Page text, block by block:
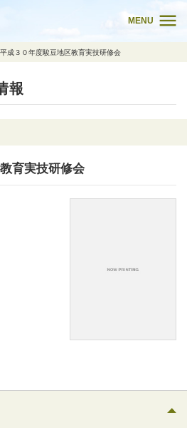
MENU
平成３０年度駿豆地区教育実技研修会
報
育実技研修会